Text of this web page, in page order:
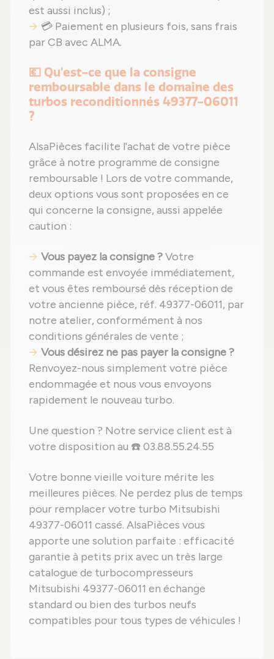
est aussi inclus) ;
💳 Paiement en plusieurs fois, sans frais
par CB avec ALMA.
💶 Qu'est-ce que la consigne
remboursable dans le domaine des
turbos reconditionnés 49377-06011
?
AlsaPièces facilite l'achat de votre pièce
grâce à notre programme de consigne
remboursable ! Lors de votre commande,
deux options vous sont proposées en ce
qui concerne la consigne, aussi appelée
caution :
Vous payez la consigne ?Votre
commande est envoyée immédiatement,
et vous êtes remboursé dès réception de
votre ancienne pièce, réf. 49377-06011, par
notre atelier, conformément à nos
conditions générales de vente ;
Vous désirez ne pas payer la consigne ?
Renvoyez-nous simplement votre pièce
endommagée et nous vous envoyons
rapidement le nouveau turbo.
Une question ? Notre service client est à
votre disposition au ☎️ 03.88.55.24.55
Votre bonne vieille voiture mérite les
meilleures pièces. Ne perdez plus de temps
pour remplacer votre turbo Mitsubishi
49377-06011 cassé. AlsaPièces vous
apporte une solution parfaite : efficacité
garantie à petits prix avec un très large
catalogue de turbocompresseurs
Mitsubishi 49377-06011 en échange
standard ou bien des turbos neufs
compatibles pour tous types de véhicules !